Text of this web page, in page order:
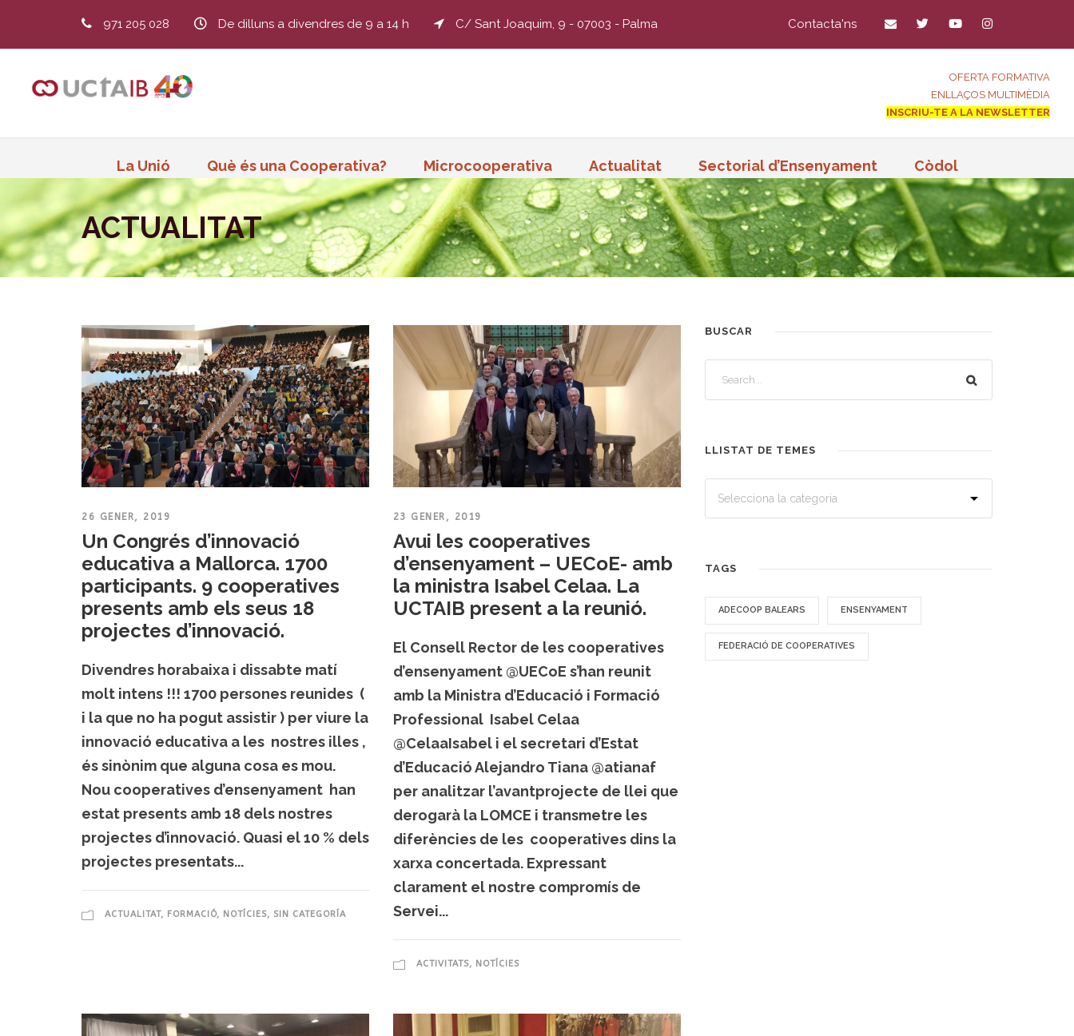
971 205 028 De dilluns a divendres de 9 a 14 h C/ Sant Joaquim, 9 - 07003 - Palma Contacta'ns
OFERTA FORMATIVA
ENLLAÇOS MULTIMÈDIA
INSCRIU-TE A LA NEWSLETTER
La Unió Què és una Cooperativa? Microcooperativa Actualitat Sectorial d’Ensenyament Còdol
ACTUALITAT
26 GENER, 2019
Un Congrés d’innovació
educativa a Mallorca. 1700
participants. 9 cooperatives
presents amb els seus 18
projectes d’innovació.
Divendres horabaixa i dissabte matí
molt intens !!! 1700 persones reunides (
i la que no ha pogut assistir ) per viure la
innovació educativa a les nostres illes ,
és sinònim que alguna cosa es mou.
Nou cooperatives d’ensenyament han
estat presents amb 18 dels nostres
projectes d’innovació. Quasi el 10 % dels
projectes presentats...
ACTUALITAT, FORMACIÓ, NOTÍCIES, SIN CATEGORÍA
23 GENER, 2019
Avui les cooperatives
d’ensenyament – UECoE- amb
la ministra Isabel Celaa. La
UCTAIB present a la reunió.
El Consell Rector de les cooperatives
d’ensenyament @UECoE s’han reunit
amb la Ministra d’Educació i Formació
Professional Isabel Celaa
@CelaaIsabel i el secretari d’Estat
d’Educació Alejandro Tiana @atianaf
per analitzar l’avantprojecte de llei que
derogarà la LOMCE i transmetre les
diferències de les cooperatives dins la
xarxa concertada. Expressant
clarament el nostre compromís de
Servei...
ACTIVITATS, NOTÍCIES
BUSCAR
LLISTAT DE TEMES
TAGS
ADECOOP BALEARS ENSENYAMENT
FEDERACIÓ DE COOPERATIVES